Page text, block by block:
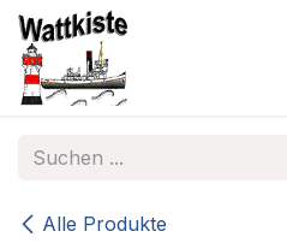
Zum Inhalt springen
Alle Produkte